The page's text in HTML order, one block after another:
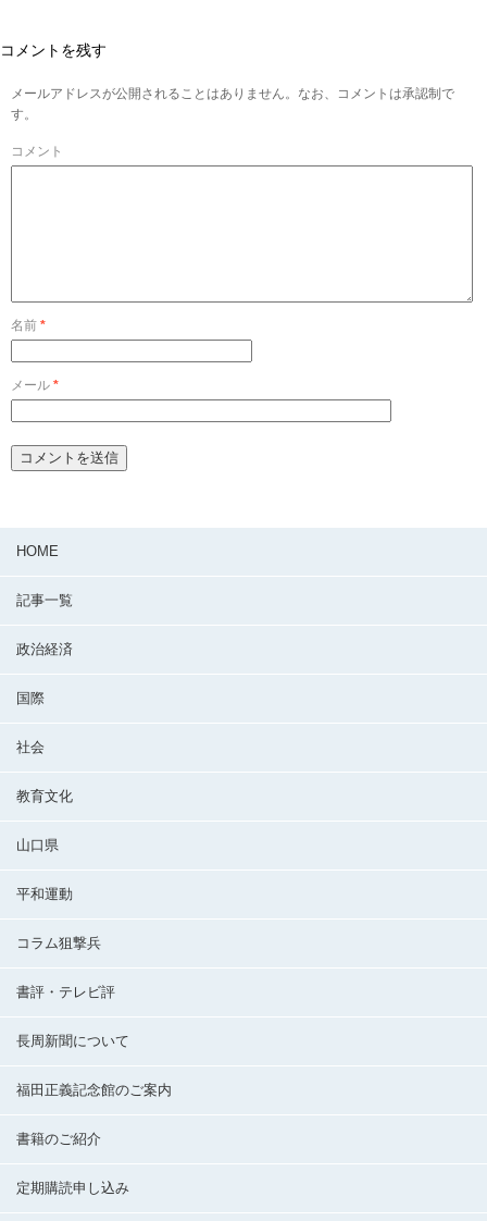
コメントを残す
メールアドレスが公開されることはありません。なお、コメントは承認制で
す。
コメント
名前 *
メール *
HOME
記事一覧
政治経済
国際
社会
教育文化
山口県
平和運動
コラム狙撃兵
書評・テレビ評
長周新聞について
福田正義記念館のご案内
書籍のご紹介
定期購読申し込み